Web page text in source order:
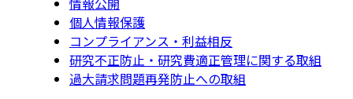
個人情報保護
コンプライアンス・利益相反
研究不正防止・研究費適正管理に関する取組
過大請求問題再発防止への取組